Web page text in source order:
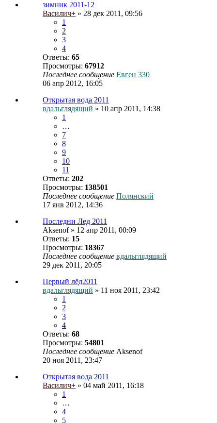
зимник 2011-12
Василич+ » 28 дек 2011, 09:56
1
2
3
4
Ответы: 65
Просмотры: 67912
Последнее сообщение Евген 330
06 апр 2012, 16:05
Открытая вода 2011
вдальглядящий » 10 апр 2011, 14:38
1
…
7
8
9
10
11
Ответы: 202
Просмотры: 138501
Последнее сообщение Полянский
17 янв 2012, 14:36
Последни Лед 2011
Aksenof» 12 апр 2011, 00:09
Ответы: 15
Просмотры: 18367
Последнее сообщение вдальглядящий
29 дек 2011, 20:05
Первый лёд2011
вдальглядящий » 11 ноя 2011, 23:42
1
2
3
4
Ответы: 68
Просмотры: 54801
Последнее сообщение Aksenof
20 ноя 2011, 23:47
Открытая вода 2011
Василич+ » 04 май 2011, 16:18
1
…
4
5